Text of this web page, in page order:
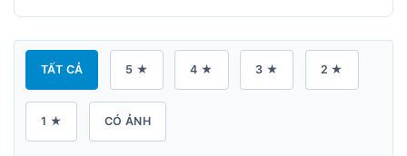
TẤT CẢ 5 ★ 4 ★ 3 ★ 2 ★
1 ★ CÓ ẢNH